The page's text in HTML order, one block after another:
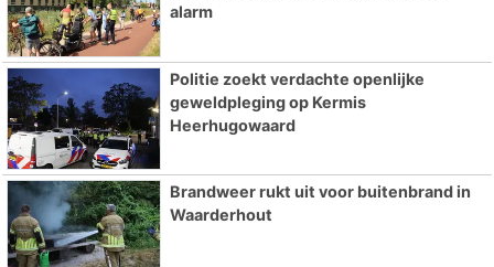
alarm
Politie zoekt verdachte openlijke
geweldpleging op Kermis
Heerhugowaard
Brandweer rukt uit voor buitenbrand in
Waarderhout